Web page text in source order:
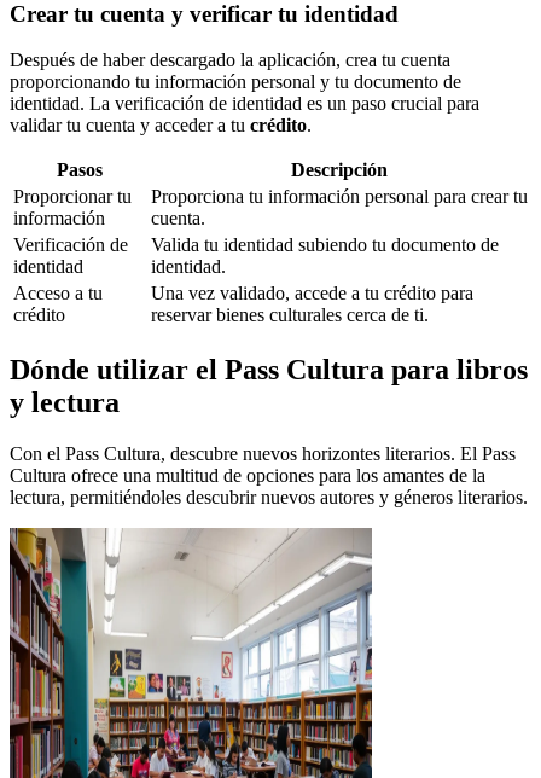
Crear tu cuenta y verificar tu identidad
Después de haber descargado la aplicación, crea tu cuenta
proporcionando tu información personal y tu documento de
identidad. La verificación de identidad es un paso crucial para
validar tu cuenta y acceder a tu crédito.
Pasos
Descripción
Proporcionar tu
información
Proporciona tu información personal para crear tu
cuenta.
Verificación de
identidad
Valida tu identidad subiendo tu documento de
identidad.
Acceso a tu
crédito
Una vez validado, accede a tu crédito para
reservar bienes culturales cerca de ti.
Dónde utilizar el Pass Cultura para libros
y lectura
Con el Pass Cultura, descubre nuevos horizontes literarios. El Pass
Cultura ofrece una multitud de opciones para los amantes de la
lectura, permitiéndoles descubrir nuevos autores y géneros literarios.